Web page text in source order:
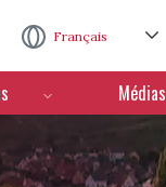
Français
Médias